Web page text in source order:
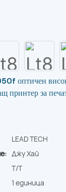
оптичен
принтер за
LEAD TECH
Джу Хай
T/T
1 единица